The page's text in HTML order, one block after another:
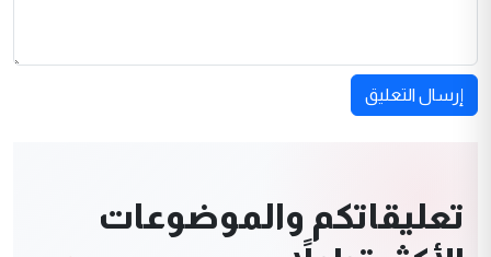
إرسال التعليق
تعليقاتكم والموضوعات